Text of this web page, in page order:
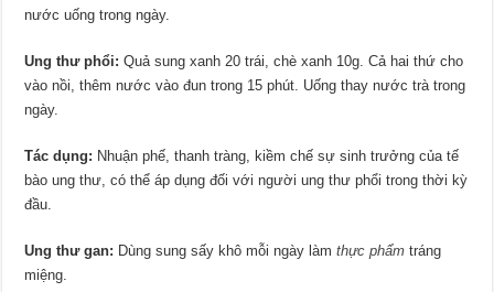
nước uống trong ngày.
Ung thư phổi: Quả sung xanh 20 trái, chè xanh 10g. Cả hai thứ cho
vào nồi, thêm nước vào đun trong 15 phút. Uống thay nước trà trong
ngày.
Tác dụng: Nhuận phế, thanh tràng, kiềm chế sự sinh trưởng của tế
bào ung thư, có thể áp dụng đối với người ung thư phổi trong thời kỳ
đầu.
Ung thư gan: Dùng sung sấy khô mỗi ngày làmthực phẩm tráng
miệng.